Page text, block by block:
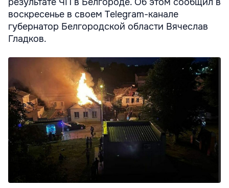
воскресенье в своем Telegram-канале
губернатор Белгородской области Вячеслав
Гладков.